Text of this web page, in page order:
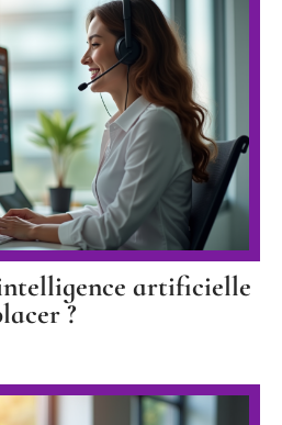
artificielle
?